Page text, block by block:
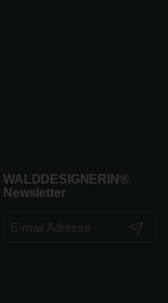
WALDDESIGNERIN®
Newsletter